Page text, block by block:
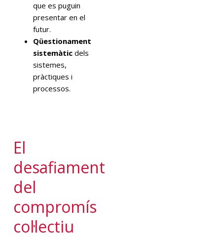
que es puguin
presentar en el
futur.
Qüestionament
sistemàticdels
sistemes,
pràctiques i
processos.
El
desafiament
del
compromís
col·lectiu